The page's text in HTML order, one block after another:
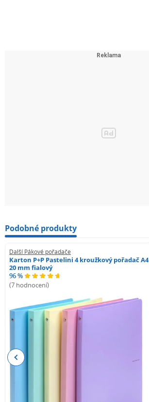
Podobné produkty
Další Pákové pořadače
Karton P+P Pastelini 4 kroužkový pořadač A4
20 mm fialový
96 %
(7 hodnocení)
Previous